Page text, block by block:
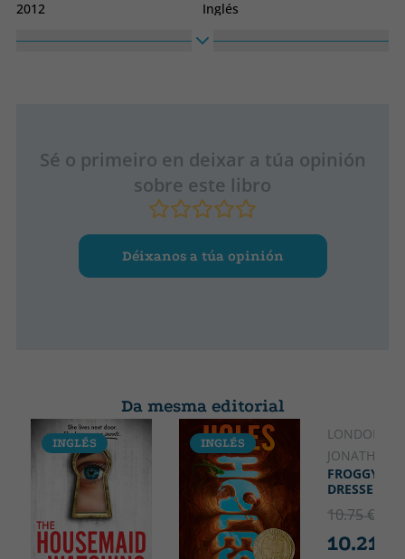
2012
Inglés
Sé o primeiro en deixar a túa opinión
sobre este libro
Déixanos a túa opinión
Da mesma editorial
INGLÉS INGLÉS INGLÉS
LONDON,
JONATHAN
FROGGY
DRESSED
10.75 €
10.21 €